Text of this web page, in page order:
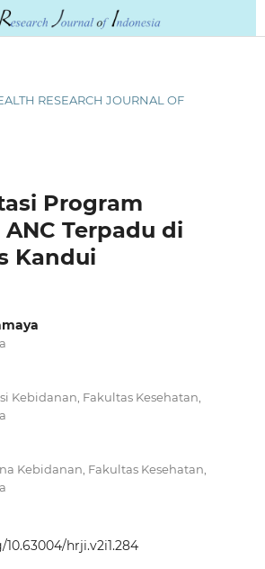
RESEARCH JOURNAL OF
Program
Terpadu di
Kandui
Kebidanan, Fakultas Kesehatan,
Kebidanan, Fakultas Kesehatan,
hrji.v2i1.284